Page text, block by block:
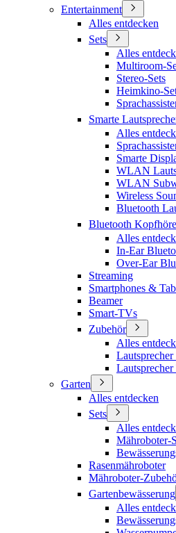
Entertainment
Alles entdecken
Sets
Alles
Multiroom-
Stereo-Sets
Heimkino-
Smarte
Alles
Smarte
WLAN
WLAN
Wireless
Bluetooth
Bluetooth
Alles
In-Ear
Over-Ear
Streaming
Smartphones &
Beamer
Smart-TVs
Zubehör
Alles
Lautsprecher
Garten
Alles entdecken
Sets
Alles
Mähroboter-
Rasenmähroboter
Mähroboter-
Gartenbewässerung
Alles